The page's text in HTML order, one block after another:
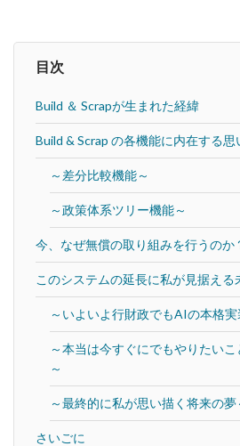
目次
Build ＆ Scrapが生まれた経緯
Build & Scrap の各機能に内在する思
～差分比較機能～
～政策体系ツリー機能～
今、なぜ無償の取り組みを行うのか
このシステムの延長に私が見据える
～いよいよ行財政でもAIの本格実
～本当は今すぐにでもやりたい
～
～最終的に私が思い描く将来の夢
さいごに